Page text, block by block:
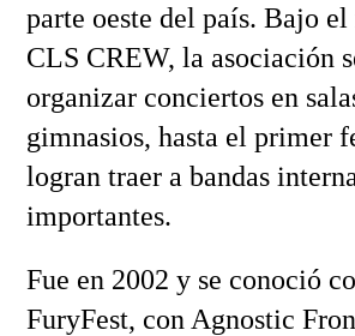
parte oeste del país. Bajo el
CLS CREW, la asociación
organizar conciertos en
gimnasios, hasta el primer
logran traer a bandas
importantes.
Fue en 2002 y se conoció
FuryFest, con Agnostic